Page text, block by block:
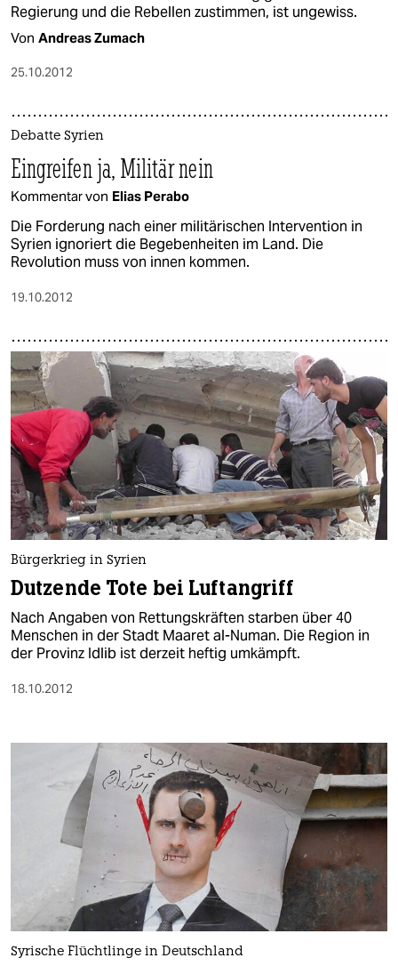
Regierung und die Rebellen zustimmen, ist ungewiss.
Von Andreas Zumach
25.10.2012
Debatte Syrien
Eingreifen ja, Militär nein
Kommentar von Elias Perabo
Die Forderung nach einer militärischen Intervention in
Syrien ignoriert die Begebenheiten im Land. Die
Revolution muss von innen kommen.
19.10.2012
Bürgerkrieg in Syrien
Dutzende Tote bei Luftangriff
Nach Angaben von Rettungskräften starben über 40
Menschen in der Stadt Maaret al-Numan. Die Region in
der Provinz Idlib ist derzeit heftig umkämpft.
18.10.2012
Syrische Flüchtlinge in Deutschland